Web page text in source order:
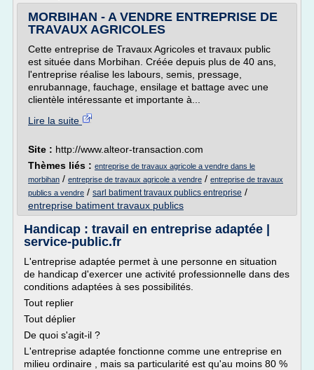
MORBIHAN - A VENDRE ENTREPRISE DE
TRAVAUX AGRICOLES
Cette entreprise de Travaux Agricoles et travaux public
est située dans Morbihan. Créée depuis plus de 40 ans,
l'entreprise réalise les labours, semis, pressage,
enrubannage, fauchage, ensilage et battage avec une
clientèle intéressante et importante à...
Lire la suite
Site : http://www.alteor-transaction.com
Thèmes liés : entreprise de travaux agricole a vendre dans le
morbihan / entreprise de travaux agricole a vendre / entreprise de travaux
publics a vendre / sarl batiment travaux publics entreprise /
entreprise batiment travaux publics
Handicap : travail en entreprise adaptée |
service-public.fr
L'entreprise adaptée permet à une personne en situation
de handicap d'exercer une activité professionnelle dans des
conditions adaptées à ses possibilités.
Tout replier
Tout déplier
De quoi s'agit-il ?
L'entreprise adaptée fonctionne comme une entreprise en
milieu ordinaire , mais sa particularité est qu'au moins 80 %